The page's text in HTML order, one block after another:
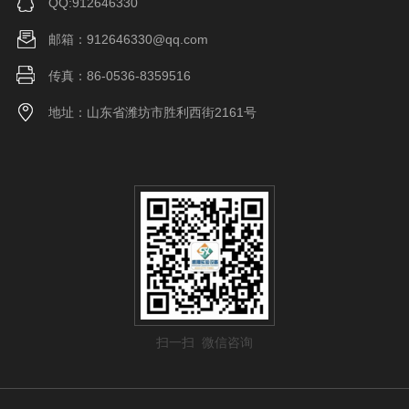
邮箱：912646330@qq.com
传真：86-0536-8359516
地址：山东省潍坊市胜利西街2161号
扫一扫 微信咨询